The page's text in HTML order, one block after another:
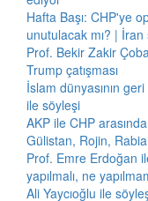
Hafta Başı: CHP'ye
unutulacak mı? |
Prof. Bekir Zakir
Trump çatışması
İslam dünyasının
ile söyleşi
AKP ile CHP
Gülistan, Rojin,
Prof. Emre Erdoğan
yapılmalı, ne
Ali Yaycıoğlu ile